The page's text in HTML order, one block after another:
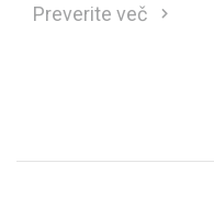
Preverite več